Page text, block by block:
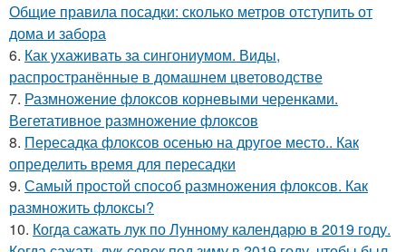
Общие правила посадки: сколько метров отступить от
дома и забора
6. Как ухаживать за сингониумом. Виды,
распространённые в домашнем цветоводстве
7. Размножение флоксов корневыми черенками.
Вегетативное размножение флоксов
8. Пересадка флоксов осенью на другое место.. Как
определить время для пересадки
9. Самый простой способ размножения флоксов. Как
размножить флоксы?
10. Когда сажать лук по Лунному календарю в 2019 году.